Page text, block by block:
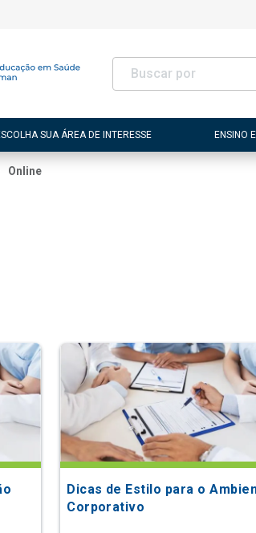
SUA ÁREA DE INTERESSE ENSINO
Online
Dicas de Estilo para o
Corporativo